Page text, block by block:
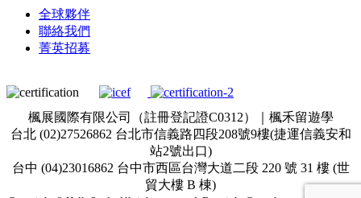
全球夥伴
聯絡我們
菁英招募
楓展國際有限公司（註冊登記證C0312）｜楓禾留遊學
台北 (02)27526862 台北市信義路四段208號9樓(捷運信義安和
站2號出口)
台中 (04)23016862 台中市西區台灣大道二段 220 號 31 樓 (世
貿大樓 B 棟)